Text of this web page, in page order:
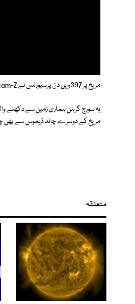
مریخ پر 397ویں دن پرسیورنس نے Mastcam-Z کیمرے سے سورج گرہن کے اس منظر کو ریکارڈ کیا جو 40 سیکنڈ سے کچھ زیادہ دیر تک رہا۔
مریخ کے دوسرے چاند ڈیموس سے بھی
متعلقہ